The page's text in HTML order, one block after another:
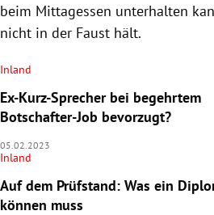
beim Mittagessen unterhalten
nicht in der Faust hält.
Inland
Ex-Kurz-Sprecher bei begehrtem
Botschafter-Job bevorzugt?
05.02.2023
Inland
Auf dem Prüfstand: Was ein
können muss